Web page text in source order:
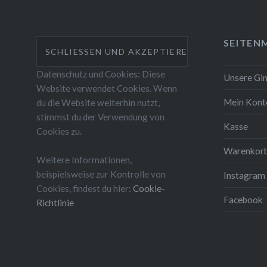
Datenschutz und Cookies: Diese
Website verwendet Cookies. Wenn
du die Website weiterhin nutzt,
stimmst du der Verwendung von
Cookies zu.
Weitere Informationen,
beispielsweise zur Kontrolle von
Cookies, findest du hier: Cookie-
Richtlinie
Unsere
Mein
Kasse
Instagram
Facebook